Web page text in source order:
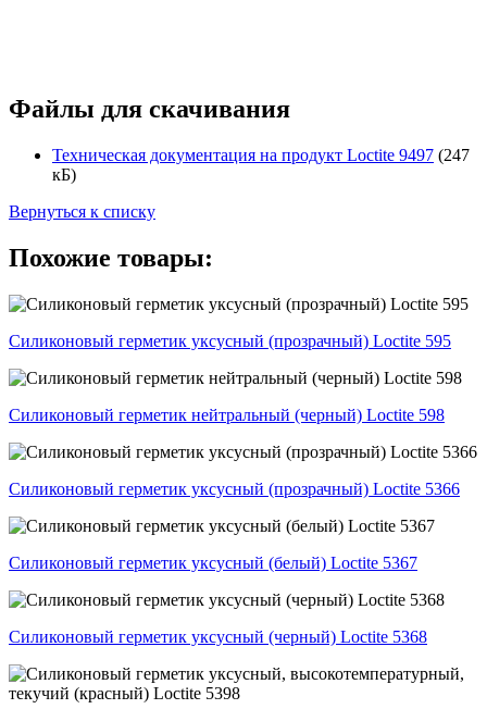
Файлы для скачивания
Техническая документация на продукт Loctite 9497 (247
кБ)
Вернуться к списку
Похожие товары:
Силиконовый герметик уксусный (прозрачный) Loctite 595
Силиконовый герметик нейтральный (черный) Loctite 598
Силиконовый герметик уксусный (прозрачный) Loctite 5366
Силиконовый герметик уксусный (белый) Loctite 5367
Силиконовый герметик уксусный (черный) Loctite 5368